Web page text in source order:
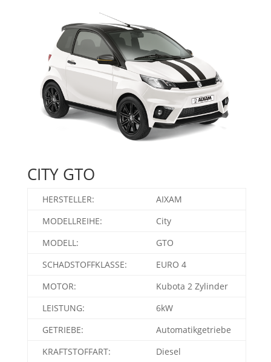
CITY GTO
HERSTELLER:
AIXAM
MODELLREIHE:
City
MODELL:
GTO
SCHADSTOFFKLASSE:
EURO 4
MOTOR:
Kubota 2 Zylinder
LEISTUNG:
6kW
GETRIEBE:
Automatikgetriebe
KRAFTSTOFFART:
Diesel